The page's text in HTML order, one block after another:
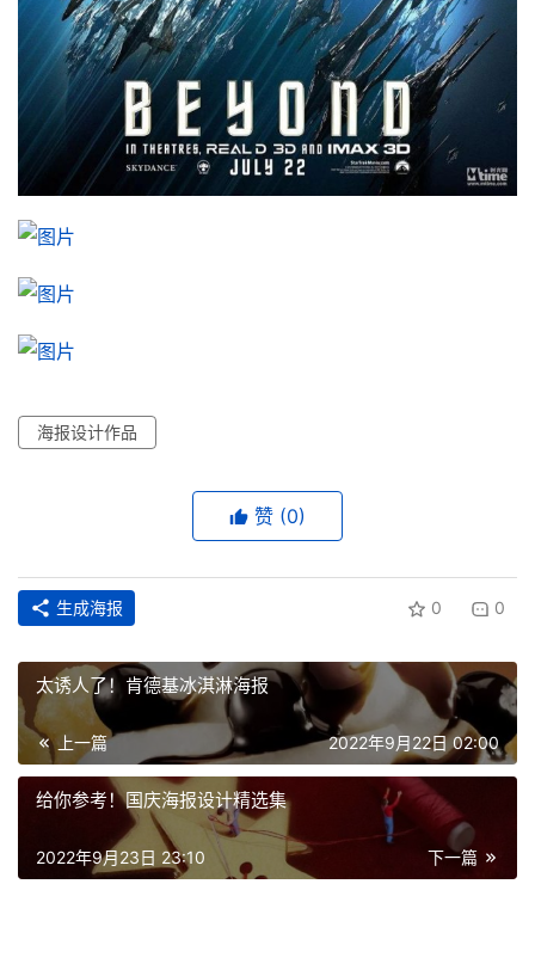
海报设计作品
赞 (0)
生成海报 0 0
太诱人了！肯德基冰淇淋海报
上一篇 2022年9月22日 02:00
给你参考！国庆海报设计精选集
下一篇
2022年9月23日 23:10